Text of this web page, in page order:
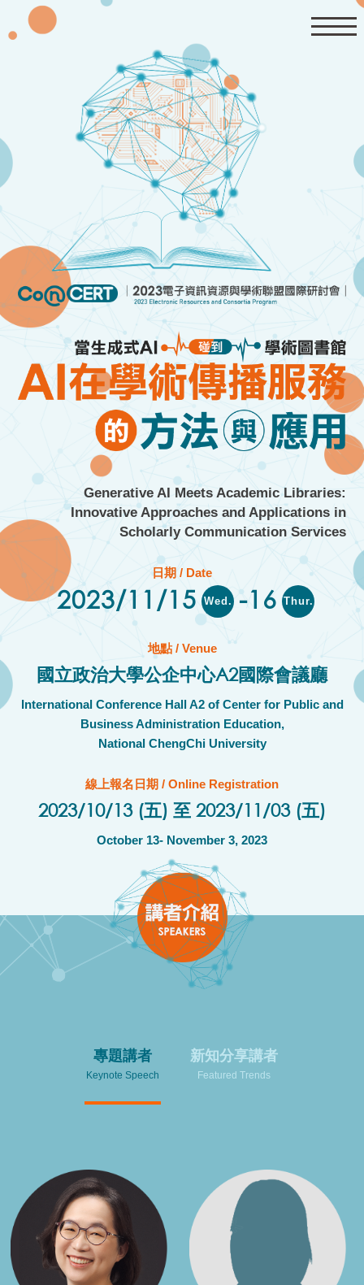
Generative AI Meets Academic Libraries:
Innovative Approaches and Applications in
Scholarly Communication Services
日期 / Date
2023/11/15 Wed. -16 Thur.
地點 / Venue
國立政治大學公企中心A2國際會議廳
International Conference Hall A2 of Center for Public and
Business Administration Education,
National ChengChi University
線上報名日期 / Online Registration
2023/10/13 (五) 至 2023/11/03 (五)
October 13- November 3, 2023
專題講者
Keynote Speech
新知分享講者
Featured Trends